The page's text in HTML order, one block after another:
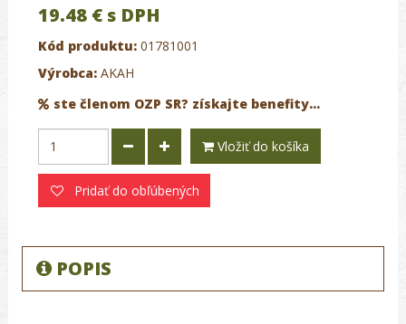
19.48 € s DPH
Kód produktu: 01781001
Výrobca: AKAH
ste členom OZP SR? získajte benefity...
Vložiť do košíka
Pridať do obľúbených
POPIS